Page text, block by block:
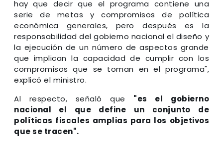
hay que decir que el programa contiene una
serie de metas y compromisos de política
económica generales, pero después es la
responsabilidad del gobierno nacional el diseño y
la ejecución de un número de aspectos grande
que implican la capacidad de cumplir con los
compromisos que se toman en el programa",
explicó el ministro.
Al respecto, señaló que "es el gobierno
nacional el que define un conjunto de
políticas fiscales amplias para los objetivos
que se tracen".